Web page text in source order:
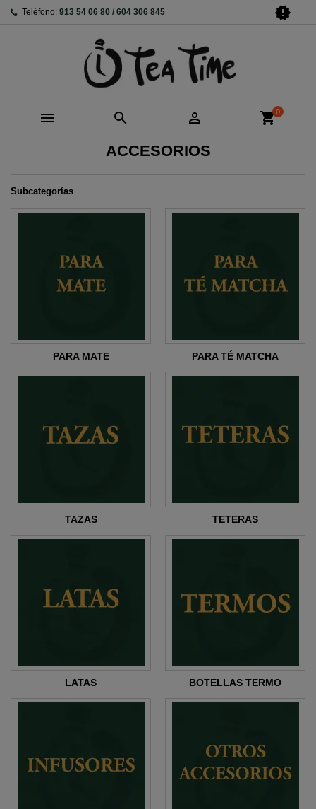
Teléfono: 913 54 06 80 / 604 306 845 new_releases
   shopping_cart0
ACCESORIOS
Subcategorías
PARA MATE PARA TÉ MATCHA
TAZAS TETERAS
LATAS BOTELLAS TERMO